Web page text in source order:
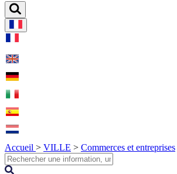
Accueil > VILLE > Commerces et entreprises